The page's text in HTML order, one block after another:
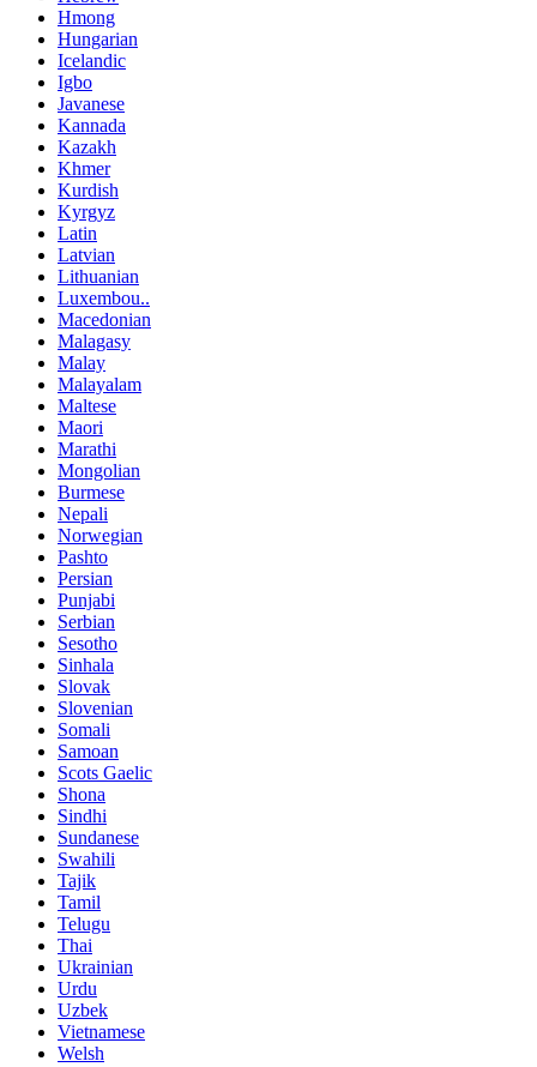
Hmong
Hungarian
Icelandic
Igbo
Javanese
Kannada
Kazakh
Khmer
Kurdish
Kyrgyz
Latin
Latvian
Lithuanian
Luxembou..
Macedonian
Malagasy
Malay
Malayalam
Maltese
Maori
Marathi
Mongolian
Burmese
Nepali
Norwegian
Pashto
Persian
Punjabi
Serbian
Sesotho
Sinhala
Slovak
Slovenian
Somali
Samoan
Scots Gaelic
Shona
Sindhi
Sundanese
Swahili
Tajik
Tamil
Telugu
Thai
Ukrainian
Urdu
Uzbek
Vietnamese
Welsh